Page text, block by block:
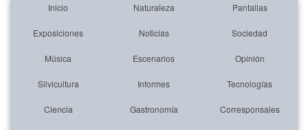
Inicio Naturaleza Pantallas
Exposiciones Noticias Sociedad
Música Escenarios Opinión
Silvicultura Informes Tecnologías
Ciencia Gastronomía Corresponsales